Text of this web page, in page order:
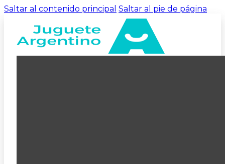
Saltar al contenido principal Saltar al pie de página